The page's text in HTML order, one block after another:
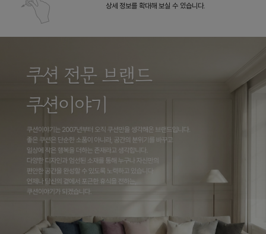
상세 정보를 확대해 보실 수 있습니다.